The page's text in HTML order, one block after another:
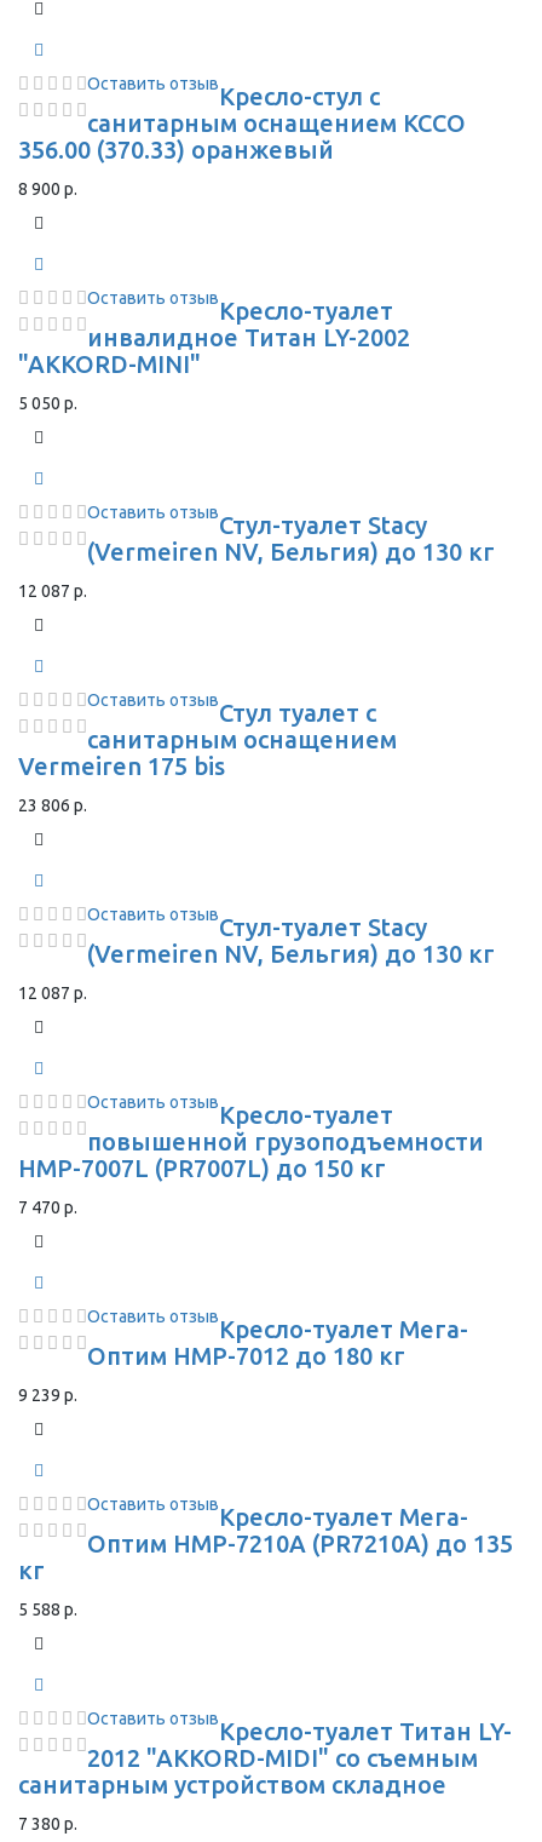
Оставить отзывКресло-стул с
санитарным оснащением КССО
356.00 (370.33) оранжевый
8 900 р.
Оставить отзывКресло-туалет
инвалидное Титан LY-2002
"AKKORD-MINI"
5 050 р.
Оставить отзывСтул-туалет Stacy
(Vermeiren NV, Бельгия) до 130 кг
12 087 р.
Оставить отзывСтул туалет с
санитарным оснащением
Vermeiren 175 bis
23 806 р.
Оставить отзывСтул-туалет Stacy
(Vermeiren NV, Бельгия) до 130 кг
12 087 р.
Оставить отзывКресло-туалет
повышенной грузоподъемности
HMP-7007L (PR7007L) до 150 кг
7 470 р.
Оставить отзывКресло-туалет Мега-
Оптим HMP-7012 до 180 кг
9 239 р.
Оставить отзывКресло-туалет Мега-
Оптим HMP-7210A (PR7210A) до 135
кг
5 588 р.
Оставить отзывКресло-туалет Титан LY-
2012 "AKKORD-MIDI" со съемным
санитарным устройством складное
7 380 р.